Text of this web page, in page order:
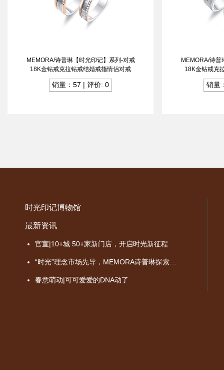
MEMORA/诗普琳【时光印记】系列-对戒
18K金钻戒克拉钻戒结婚戒指情侣对戒
销量：57 | 评价: 0
MEMORA/诗
18K金钻戒克
销量
时光印记博物馆
最新资讯
官宣|10+城 50+家新门店，开启时光新征程
春意萌动|可可爱爱的DNA动了